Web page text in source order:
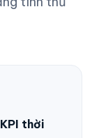
thời